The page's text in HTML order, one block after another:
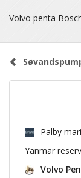
Volvo penta
Palby
Yanmar
Volvo